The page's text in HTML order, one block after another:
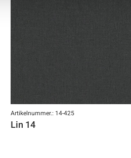
Artikelnummer.: 14-425
Lin 14